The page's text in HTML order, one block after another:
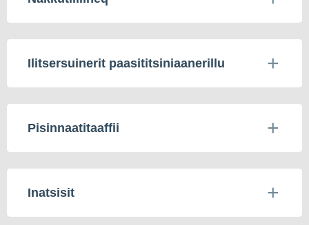
Ilitsersuinerit paasititsiniaanerillu
Pisinnaatitaaffii
Inatsisit